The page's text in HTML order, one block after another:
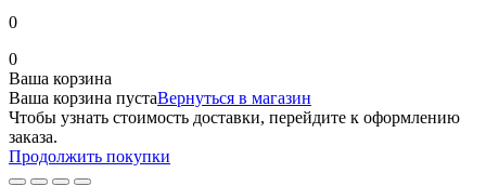
0
0
Ваша корзина
Ваша корзина пустаВернуться в магазин
Чтобы узнать стоимость доставки, перейдите к оформлению
заказа.
Продолжить покупки